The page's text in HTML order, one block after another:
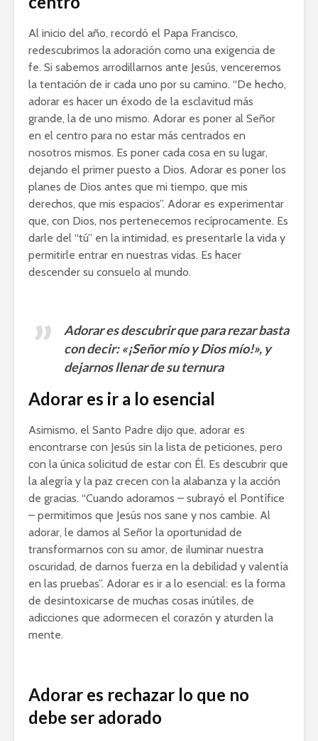
Al inicio del año, recordó el Papa Francisco,
redescubrimos la adoración como una exigencia de
fe. Si sabemos arrodillarnos ante Jesús, venceremos
la tentación de ir cada uno por su camino. “De hecho,
adorar es hacer un éxodo de la esclavitud más
grande, la de uno mismo. Adorar es poner al Señor
en el centro para no estar más centrados en
nosotros mismos. Es poner cada cosa en su lugar,
dejando el primer puesto a Dios. Adorar es poner los
planes de Dios antes que mi tiempo, que mis
derechos, que mis espacios”. Adorar es experimentar
que, con Dios, nos pertenecemos recíprocamente. Es
darle del “tú” en la intimidad, es presentarle la vida y
permitirle entrar en nuestras vidas. Es hacer
descender su consuelo al mundo.
Adorar es descubrir que para rezar basta
con decir: «¡Señor mío y Dios mío!», y
dejarnos llenar de su ternura
Adorar es ir a lo esencial
Asimismo, el Santo Padre dijo que, adorar es
encontrarse con Jesús sin la lista de peticiones, pero
con la única solicitud de estar con Él. Es descubrir que
la alegría y la paz crecen con la alabanza y la acción
de gracias. “Cuando adoramos – subrayó el Pontífice
– permitimos que Jesús nos sane y nos cambie. Al
adorar, le damos al Señor la oportunidad de
transformarnos con su amor, de iluminar nuestra
oscuridad, de darnos fuerza en la debilidad y valentía
en las pruebas”. Adorar es ir a lo esencial: es la forma
de desintoxicarse de muchas cosas inútiles, de
adicciones que adormecen el corazón y aturden la
mente.
Adorar es rechazar lo que no
debe ser adorado